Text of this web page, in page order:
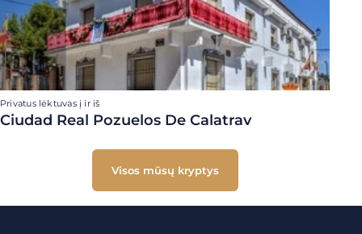
Privatus lėktuvas į ir iš
Ciudad Real Pozuelos De Calatrav
Visos mūsų kryptys